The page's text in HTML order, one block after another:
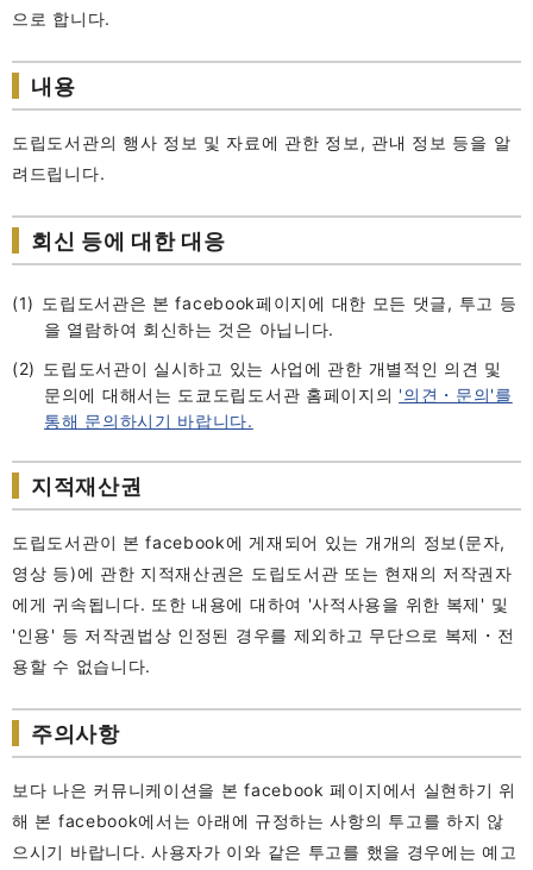
으로 합니다.
내용
도립도서관의 행사 정보 및 자료에 관한 정보, 관내 정보 등을 알
려드립니다.
회신 등에 대한 대응
도립도서관은 본 facebook페이지에 대한 모든 댓글, 투고 등
을 열람하여 회신하는 것은 아닙니다.
도립도서관이 실시하고 있는 사업에 관한 개별적인 의견 및
문의에 대해서는 도쿄도립도서관 홈페이지의 '의견・문의'를
통해 문의하시기 바랍니다.
지적재산권
도립도서관이 본 facebook에 게재되어 있는 개개의 정보(문자,
영상 등)에 관한 지적재산권은 도립도서관 또는 현재의 저작권자
에게 귀속됩니다. 또한 내용에 대하여 '사적사용을 위한 복제' 및
'인용' 등 저작권법상 인정된 경우를 제외하고 무단으로 복제・전
용할 수 없습니다.
주의사항
보다 나은 커뮤니케이션을 본 facebook 페이지에서 실현하기 위
해 본 facebook에서는 아래에 규정하는 사항의 투고를 하지 않
으시기 바랍니다. 사용자가 이와 같은 투고를 했을 경우에는 예고